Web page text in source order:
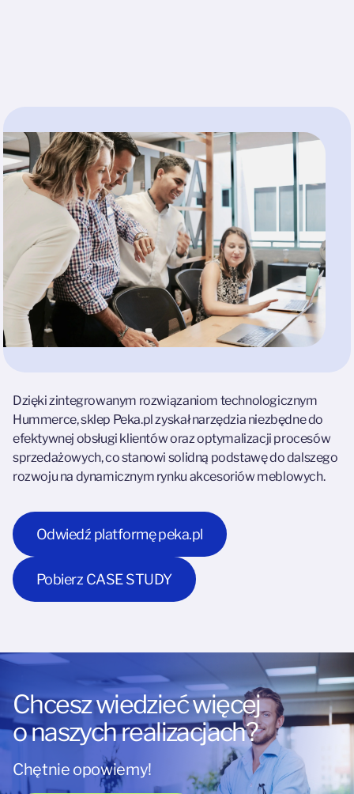
Dzięki zintegrowanym rozwiązaniom technologicznym
Hummerce, sklep Peka.pl zyskał narzędzia niezbędne do
efektywnej obsługi klientów oraz optymalizacji procesów
sprzedażowych, co stanowi solidną podstawę do dalszego
rozwoju na dynamicznym rynku akcesoriów meblowych.
Odwiedź platformę peka.pl
Pobierz CASE STUDY
Chcesz wiedzieć więcej
o naszych realizacjach?
Chętnie opowiemy!